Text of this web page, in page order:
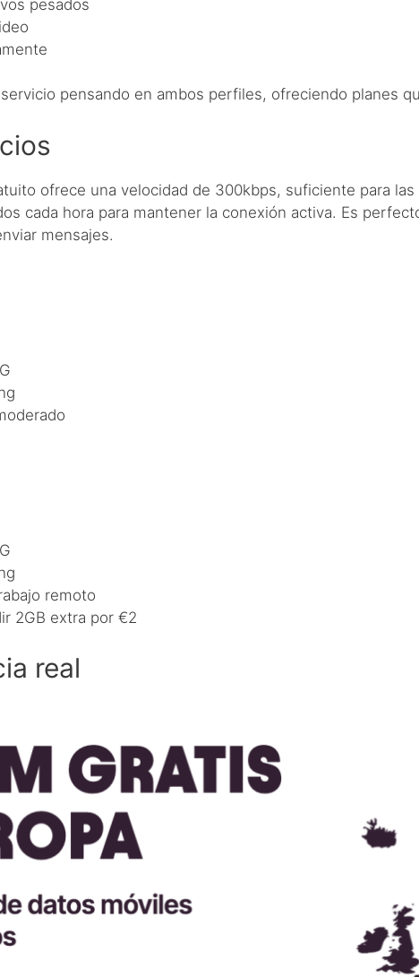
pesados
pensando en ambos perfiles, ofreciendo planes
ofrece una velocidad de 300kbps, suficiente para
cada hora para mantener la conexión activa. Es
mensajes.
remoto
2GB extra por €2
real